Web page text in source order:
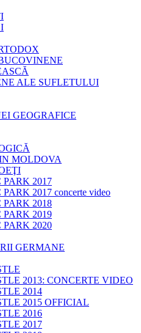
ALE SUFLETULUI
GEOGRAFICE
MOLDOVA
2017
2017 concerte video
2018
2019
2020
GERMANE
2013: CONCERTE VIDEO
2014
2015 OFFICIAL
2016
2017